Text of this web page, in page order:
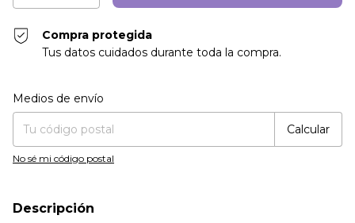
Compra protegida
Tus datos cuidados durante toda la compra.
Entregas para el CP:
Medios de envío
Calcular
No sé mi código postal
Descripción